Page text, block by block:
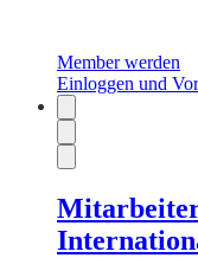
Member werden
Einloggen und